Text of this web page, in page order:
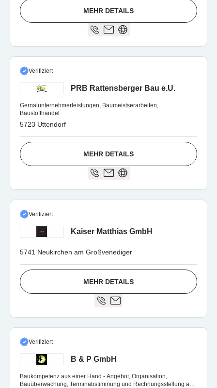
MEHR DETAILS
Verifiziert
PRB Rattensberger Bau e.U.
Gernalunternehmerleistungen, Baumeistserarbeiten,
Baustoffhandel
5723 Uttendorf
MEHR DETAILS
Verifiziert
Kaiser Matthias GmbH
5741 Neukirchen am Großvenediger
MEHR DETAILS
Verifiziert
B & P GmbH
Baukompetenz aus einer Hand - Angebot, Organisation,
Bauüberwachung, Terminabstimmung und Rechnungsstellung aus